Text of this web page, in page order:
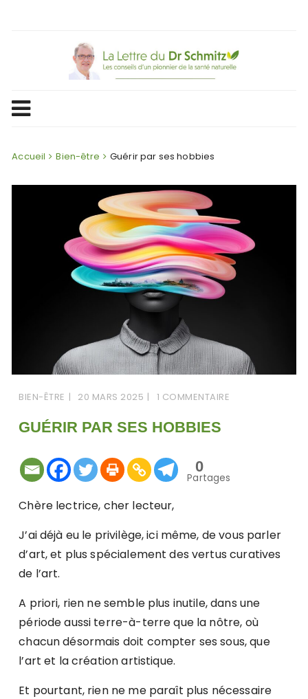
Accueil Bien-être Guérir par ses hobbies
BIEN-ÊTRE 20 MARS 2025 1 COMMENTAIRE
GUÉRIR PAR SES HOBBIES
0
Partages
Chère lectrice, cher lecteur,
J’ai déjà eu le privilège, ici même, de vous parler
d’art, et plus spécialement des vertus curatives
de l’art.
A priori, rien ne semble plus inutile, dans une
période aussi terre-à-terre que la nôtre, où
chacun désormais doit compter ses sous, que
l’art et la création artistique.
Et pourtant, rien ne me paraît plus nécessaire